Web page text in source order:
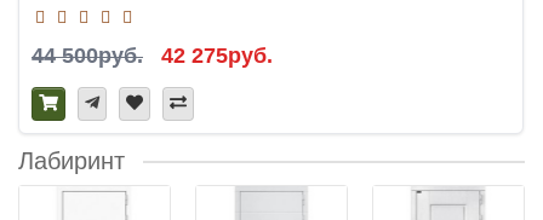
44 500руб. 42 275руб.
Лабиринт